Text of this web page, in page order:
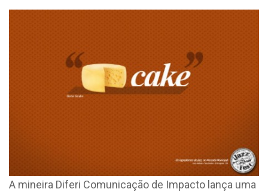
A mineira Diferi Comunicação de Impacto lança uma